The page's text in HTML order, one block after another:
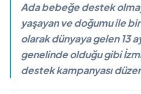
Ada bebeğe destek
yaşayan ve doğumu ile
olarak dünyaya gelen 13
genelinde olduğu gibi
destek kampanyası